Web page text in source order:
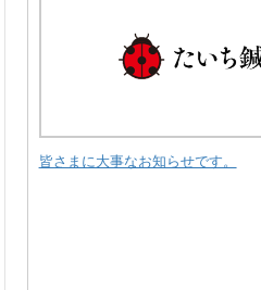
皆さまに大事なお知らせです。